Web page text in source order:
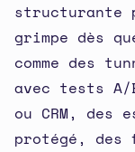
structurante
grimpe dès
comme des
avec tests A/
ou CRM, des
protégé, des